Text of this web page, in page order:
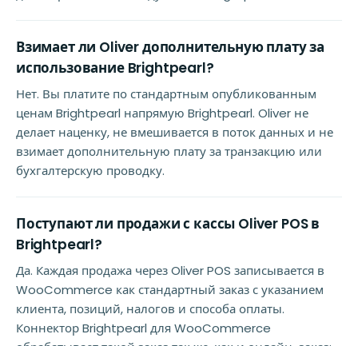
Взимает ли Oliver дополнительную плату за
использование Brightpearl?
Нет. Вы платите по стандартным опубликованным
ценам Brightpearl напрямую Brightpearl. Oliver не
делает наценку, не вмешивается в поток данных и не
взимает дополнительную плату за транзакцию или
бухгалтерскую проводку.
Поступают ли продажи с кассы Oliver POS в
Brightpearl?
Да. Каждая продажа через Oliver POS записывается в
WooCommerce как стандартный заказ с указанием
клиента, позиций, налогов и способа оплаты.
Коннектор Brightpearl для WooCommerce